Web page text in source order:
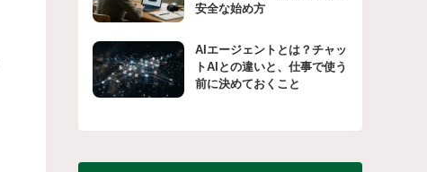
安全な始め方
AIエージェントとは？チャッ
トAIとの違いと、仕事で使う
前に決めておくこと